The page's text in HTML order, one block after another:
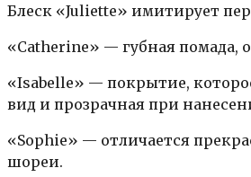
Блеск «Juliette» имитирует
«Catherine» — губная
«Isabelle» — покрытие,
вид и прозрачная при
«Sophie» — отличается
шореи.